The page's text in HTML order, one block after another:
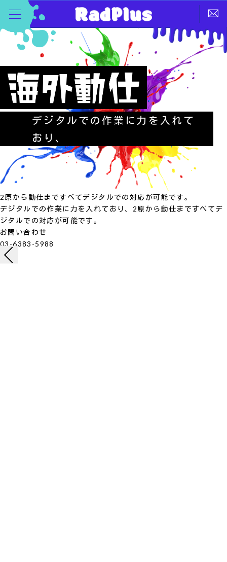
デジタルでの作業に力を入れて
おり、
2原から動仕まですべてデジタルでの対応が可能です。
デジタルでの作業に力を入れており、2原から動仕まですべてデ
ジタルでの対応が可能です。
お問い合わせ
03-6383-5988